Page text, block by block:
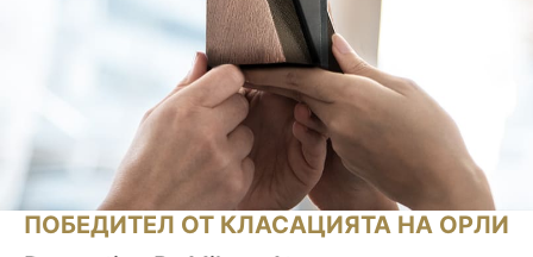
ПОБЕДИТЕЛ ОТ КЛАСАЦИЯТА НА ОРЛИ